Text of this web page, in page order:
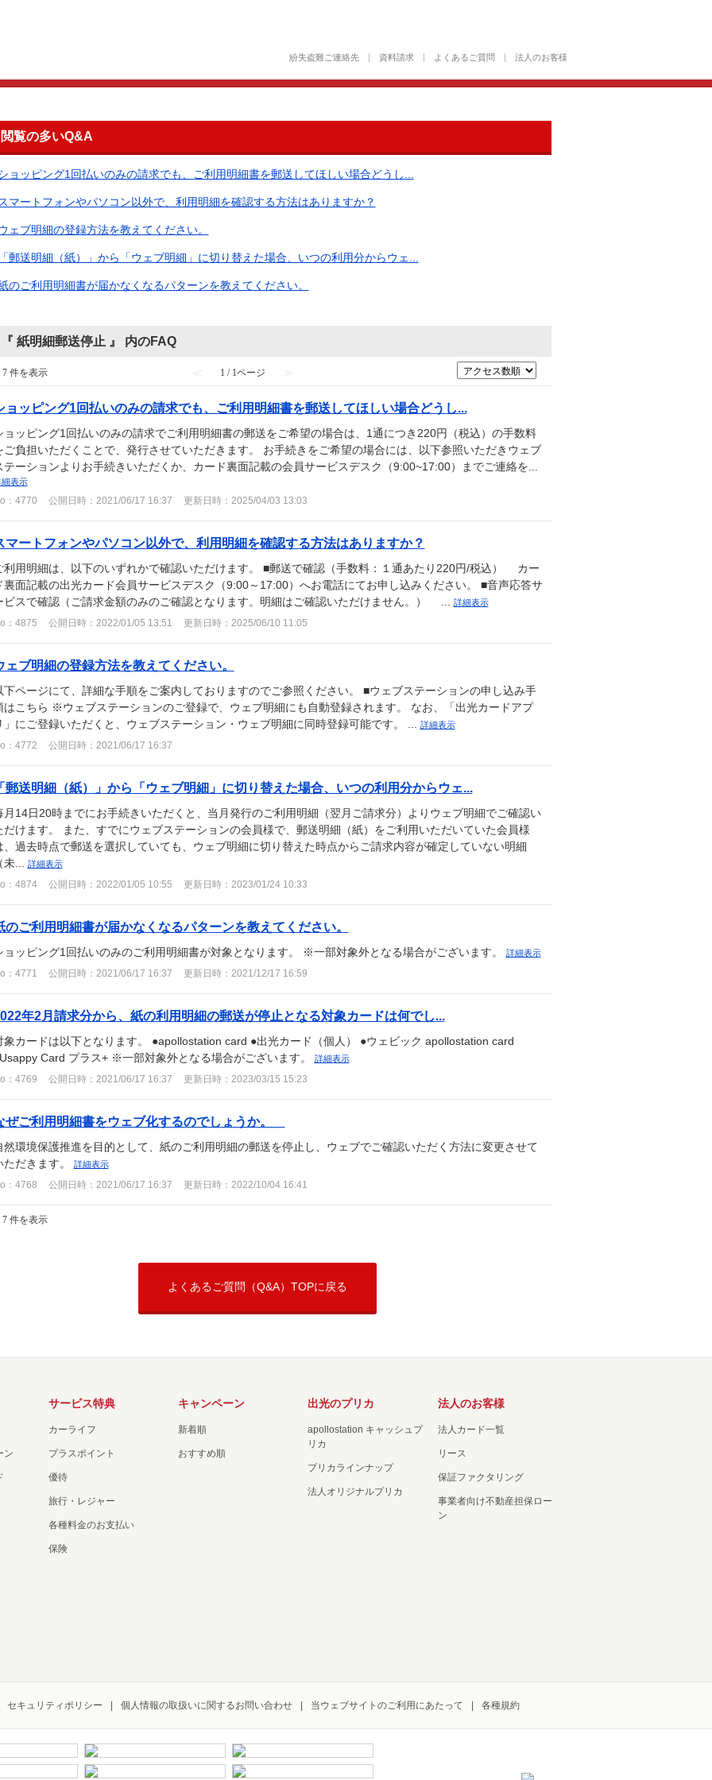
紛失盗難ご連絡先 資料請求 よくあるご質問 法人のお客様
閲覧の多いQ&A
ョッピング1回払いのみの請求でも、ご利用明細書を郵送してほしい場合どうし...
スマートフォンやパソコン以外で、利用明細を確認する方法はありますか？
ェブ明細の登録方法を教えてください。
「郵送明細（紙）」から「ウェブ明細」に切り替えた場合、いつの利用分からウェ...
のご利用明細書が届かなくなるパターンを教えてください。
『 紙明細郵送停止 』 内のFAQ
7 件を表示 ≪ 1 / 1ページ ≫
ョッピング1回払いのみの請求でも、ご利用明細書を郵送してほしい場合どうし...
ョッピング1回払いのみの請求でご利用明細書の郵送をご希望の場合は、1通につき220円（税込）の手数料
ご負担いただくことで、発行させていただきます。 お手続きをご希望の場合には、以下参照いただきウェブ
テーションよりお手続きいただくか、カード裏面記載の会員サービスデスク（9:00~17:00）までご連絡を...
細表示
：4770 公開日時：2021/06/17 16:37 更新日時：2025/04/03 13:03
マートフォンやパソコン以外で、利用明細を確認する方法はありますか？
利用明細は、以下のいずれかで確認いただけます。 ■郵送で確認（手数料：１通あたり220円/税込） カー
裏面記載の出光カード会員サービスデスク（9:00～17:00）へお電話にてお申し込みください。 ■音声応答サ
ビスで確認（ご請求金額のみのご確認となります。明細はご確認いただけません。） ...
詳細表示
：4875 公開日時：2022/01/05 13:51 更新日時：2025/06/10 11:05
ェブ明細の登録方法を教えてください。
下ページにて、詳細な手順をご案内しておりますのでご参照ください。 ■ウェブステーションの申し込み手
はこちら ※ウェブステーションのご登録で、ウェブ明細にも自動登録されます。 なお、「出光カードアプ
」にご登録いただくと、ウェブステーション・ウェブ明細に同時登録可能です。 ...
詳細表示
：4772 公開日時：2021/06/17 16:37
「郵送明細（紙）」から「ウェブ明細」に切り替えた場合、いつの利用分からウェ...
月14日20時までにお手続きいただくと、当月発行のご利用明細（翌月ご請求分）よりウェブ明細でご確認い
だけます。 また、すでにウェブステーションの会員様で、郵送明細（紙）をご利用いただいていた会員様
、過去時点で郵送を選択していても、ウェブ明細に切り替えた時点からご請求内容が確定していない明細
未...
詳細表示
：4874 公開日時：2022/01/05 10:55 更新日時：2023/01/24 10:33
のご利用明細書が届かなくなるパターンを教えてください。
ョッピング1回払いのみのご利用明細書が対象となります。 ※一部対象外となる場合がございます。 詳細表示
：4771 公開日時：2021/06/17 16:37 更新日時：2021/12/17 16:59
年2月請求分から、紙の利用明細の郵送が停止となる対象カードは何でし...
象カードは以下となります。 ●apollostation card ●出光カード（個人） ●ウェビック apollostation card
Card プラス+ ※一部対象外となる場合がございます。
詳細表示
：4769 公開日時：2021/06/17 16:37 更新日時：2023/03/15 15:23
ぜご利用明細書をウェブ化するのでしょうか。
然環境保護推進を目的として、紙のご利用明細の郵送を停止し、ウェブでご確認いただく方法に変更させて
ただきます。
詳細表示
：4768 公開日時：2021/06/17 16:37 更新日時：2022/10/04 16:41
7 件を表示
よくあるご質問（Q&A）TOPに戻る
ン
サービス特典
カーライフ
プラスポイント
優待
旅行・レジャー
各種料金のお支払い
保険
キャンペーン
新着順
おすすめ順
出光のプリカ
apollostation キャッシュプ
リカ
プリカラインナップ
法人オリジナルプリカ
法人のお客様
法人カード一覧
リース
保証ファクタリング
事業者向け不動産担保ロー
ン
セキュリティポリシー 個人情報の取扱いに関するお問い合わせ 当ウェブサイトのご利用にあたって 各種規約